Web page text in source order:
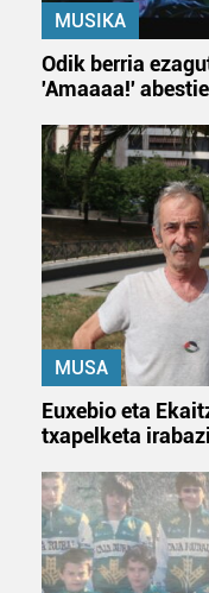
MUSIKA
Odik berria
'Amaaaa!'
MUSA
Euxebio eta
txapelketa